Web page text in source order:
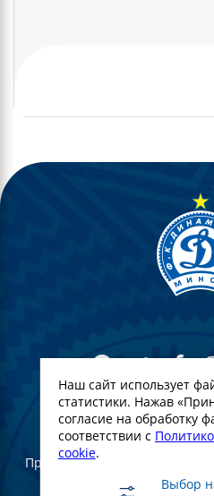
© Футбольный Клуб
При полном или частичном
ссылка на официальный
Наш сайт использует
статистики. Нажав
согласие на обработку
соответствии с
cookie.
Выбор